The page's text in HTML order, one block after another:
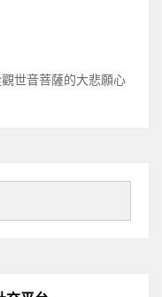
世音菩薩的大悲願心